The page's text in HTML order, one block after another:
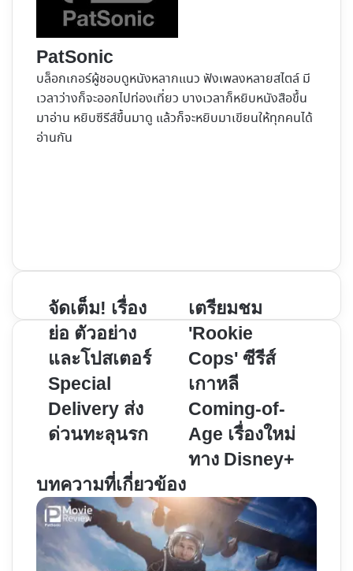
PatSonic
บล็อกเกอร์ผู้ชอบดูหนังหลากแนว ฟังเพลงหลายสไตล์ มี
เวลาว่างก็จะออกไปท่องเที่ยว บางเวลาก็หยิบหนังสือขึ้น
มาอ่าน หยิบซีรีส์ขึ้นมาดู แล้วก็จะหยิบมาเขียนให้ทุกคนได้
อ่านกัน
จัด
เต็ม!
เรื่อง
ย่อ
ตัวอย่าง
และ
โปสเตอร์
Special
ส่ง
ด่วน
ทะลุ
จัดเต็ม! เรื่อง
ย่อ ตัวอย่าง
และโปสเตอร์
Special
Delivery ส่ง
ด่วนทะลุนรก
เตรียม
ชม
'Rookie
Cops'
ซี
รีส์
Coming-
of-
เรื่อง
ใหม่
ทาง
Disney+
เตรียมชม
'Rookie
Cops' ซีรีส์
เกาหลี
Coming-of-
Age เรื่องใหม่
ทาง Disney+
บทความที่เกี่ยวข้อง